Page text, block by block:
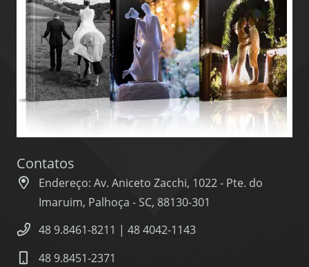
Contatos
Endereço: Av. Aniceto Zacchi, 1022 - Pte. do
Imaruim, Palhoça - SC, 88130-301
48 9.8461-8211 | 48 4042-1143
48 9.8451-2371